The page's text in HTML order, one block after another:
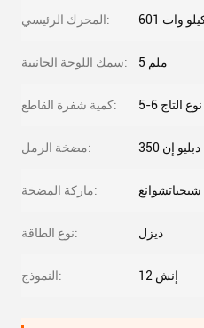
المحرك الرئيسي: كيلو وات
سمك اللوحة الجانبية: 5 ملم
كمية شفرة القاطع: التاج
مضخة الرمل: دبليو إن 350
ماركة المضخة: شيجياتشوانغ
نوع الطاقة: ديزل
النموذج: 12 إنش